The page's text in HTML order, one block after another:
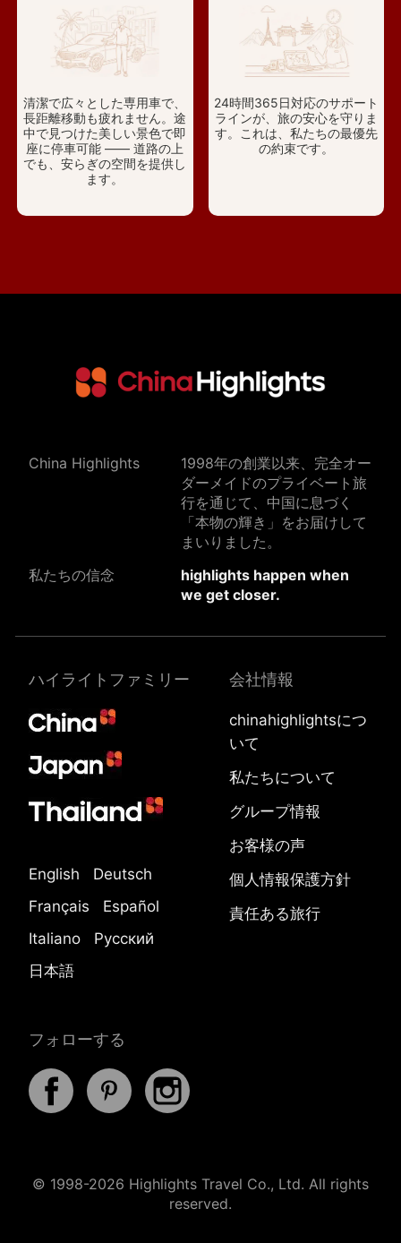
清潔で広々とした専用車で、
長距離移動も疲れません。途
中で見つけた美しい景色で即
座に停車可能 —— 道路の上
でも、安らぎの空間を提供し
ます。
24時間365日対応のサポート
ラインが、旅の安心を守りま
す。これは、私たちの最優先
の約束です。
China Highlights
1998年の創業以来、完全オー
ダーメイドのプライベート旅
行を通じて、中国に息づく
「本物の輝き」をお届けして
まいりました。
私たちの信念
highlights happen when
we get closer.
ハイライトファミリー
English
Deutsch
Français
Español
Italiano
Русский
日本語
フォローする
会社情報
chinahighlightsにつ
いて
私たちについて
グループ情報
お客様の声
個人情報保護方針
責任ある旅行
© 1998-2026 Highlights Travel Co., Ltd. All rights
reserved.